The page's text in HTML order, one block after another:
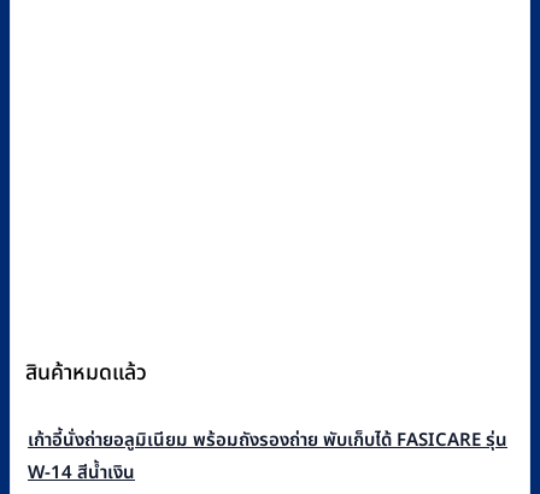
สินค้าหมดแล้ว
เก้าอี้นั่งถ่ายอลูมิเนียม พร้อมถังรองถ่าย พับเก็บได้ FASICARE รุ่น
W-14 สีน้ำเงิน